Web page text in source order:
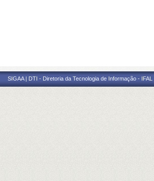
SIGAA | DTI - Diretoria da Tecnologia de Informação -